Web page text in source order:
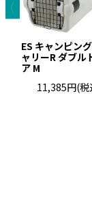
ナーフドッグ
ES キャンピン
ャリーR ダブル
ア M
11,385円(税